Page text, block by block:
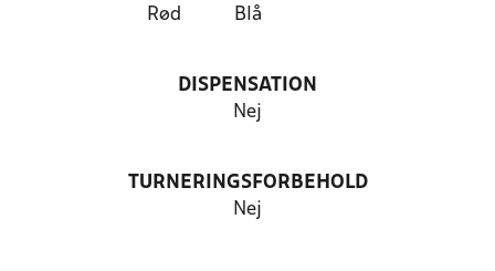
Rød Blå
DISPENSATION
Nej
TURNERINGSFORBEHOLD
Nej